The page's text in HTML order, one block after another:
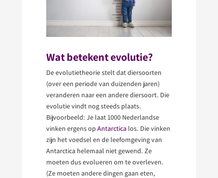
Wat betekent evolutie?
De evolutietheorie stelt dat diersoorten
(over een periode van duizenden jaren)
veranderen naar een andere diersoort. Die
evolutie vindt nog steeds plaats.
Bijvoorbeeld: Je laat 1000 Nederlandse
vinken ergens op Antarcticalos. Die vinken
zijn het voedsel en de leefomgeving van
Antarctica helemaal niet gewend. Ze
moeten dus evolueren om te overleven.
(Ze moeten andere dingen gaan eten,